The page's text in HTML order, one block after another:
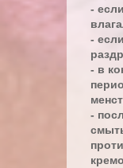
-
-
- в
-